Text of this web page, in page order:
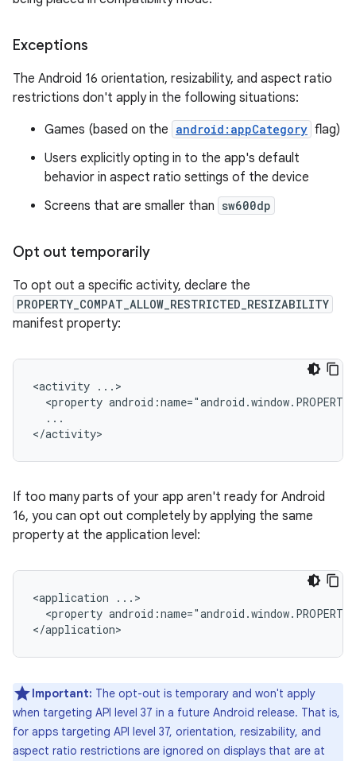
Exceptions
The Android 16 orientation, resizability, and aspect ratio
restrictions don't apply in the following situations:
Games (based on the android:appCategory flag)
Users explicitly opting in to the app's default
behavior in aspect ratio settings of the device
Screens that are smaller than sw600dp
Opt out temporarily
To opt out a specific activity, declare the
PROPERTY_COMPAT_ALLOW_RESTRICTED_RESIZABILITY
manifest property:
<activity
<property
...
If too many parts of your app aren't ready for Android
16, you can opt out completely by applying the same
property at the application level:
<application
<property
Important: The opt-out is temporary and won't apply
when targeting API level 37 in a future Android release. That is,
for apps targeting API level 37, orientation, resizability, and
aspect ratio restrictions are ignored on displays that are at